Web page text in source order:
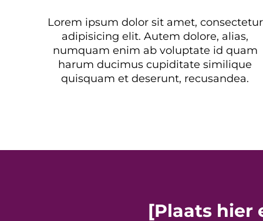
Lorem ipsum dolor sit amet, consectetur
adipisicing elit. Autem dolore, alias,
numquam enim ab voluptate id quam
harum ducimus cupiditate similique
quisquam et deserunt, recusandea.
[Plaats hier